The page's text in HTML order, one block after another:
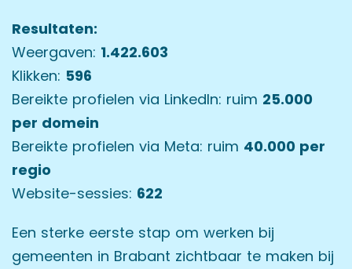
Resultaten:
Weergaven: 1.422.603
Klikken: 596
Bereikte profielen via LinkedIn: ruim 25.000
per domein
Bereikte profielen via Meta: ruim 40.000 per
regio
Website-sessies: 622
Een sterke eerste stap om werken bij
gemeenten in Brabant zichtbaar te maken bij